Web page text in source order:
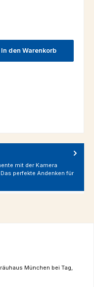
In den Warenkorb
mit der Kamera
perfekte Andenken für